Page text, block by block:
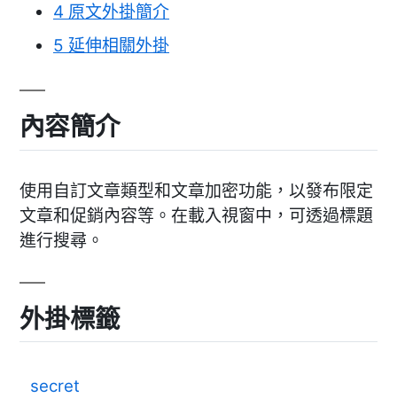
4 原文外掛簡介
5 延伸相關外掛
內容簡介
使用自訂文章類型和文章加密功能，以發布限定
文章和促銷內容等。在載入視窗中，可透過標題
進行搜尋。
外掛標籤
secret